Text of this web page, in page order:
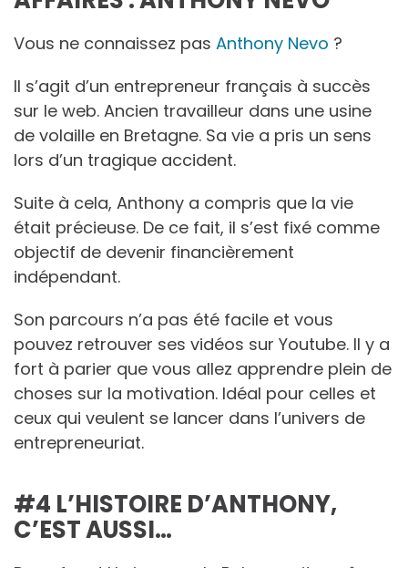
Vous ne connaissez pas Anthony Nevo ?
Il s’agit d’un entrepreneur français à succès
sur le web. Ancien travailleur dans une usine
de volaille en Bretagne. Sa vie a pris un sens
lors d’un tragique accident.
Suite à cela, Anthony a compris que la vie
était précieuse. De ce fait, il s’est fixé comme
objectif de devenir financièrement
indépendant.
Son parcours n’a pas été facile et vous
pouvez retrouver ses vidéos sur Youtube. Il y a
fort à parier que vous allez apprendre plein de
choses sur la motivation. Idéal pour celles et
ceux qui veulent se lancer dans l’univers de
entrepreneuriat.
#4 L’HISTOIRE D’ANTHONY,
C’EST AUSSI…